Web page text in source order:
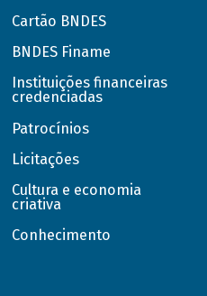
Cartão BNDES
BNDES Finame
Instituições financeiras
credenciadas
Patrocínios
Licitações
Cultura e economia
criativa
Conhecimento